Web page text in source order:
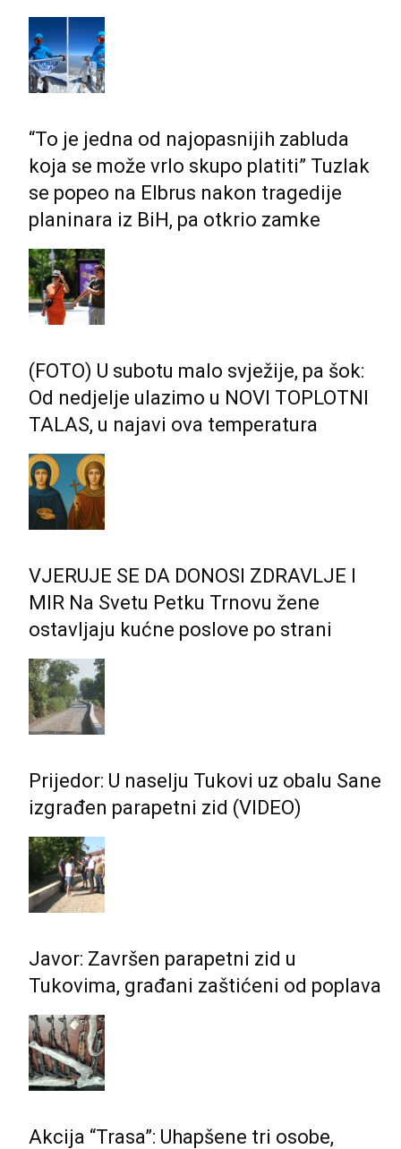
“To je jedna od najopasnijih zabluda
koja se može vrlo skupo platiti” Tuzlak
se popeo na Elbrus nakon tragedije
planinara iz BiH, pa otkrio zamke
(FOTO) U subotu malo svježije, pa šok:
Od nedjelje ulazimo u NOVI TOPLOTNI
TALAS, u najavi ova temperatura
VJERUJE SE DA DONOSI ZDRAVLJE I
MIR Na Svetu Petku Trnovu žene
ostavljaju kućne poslove po strani
Prijedor: U naselju Tukovi uz obalu Sane
izgrađen parapetni zid (VIDEO)
Javor: Završen parapetni zid u
Tukovima, građani zaštićeni od poplava
Akcija “Trasa”: Uhapšene tri osobe,